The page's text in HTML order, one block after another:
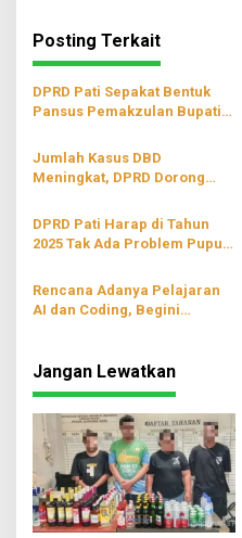
Posting Terkait
DPRD Pati Sepakat Bentuk
Pansus Pemakzulan Bupati
Jumlah Kasus DBD
Meningkat, DPRD Dorong
Tindakan
DPRD Pati Harap di Tahun
2025 Tak Ada Problem Pupuk
Rencana Adanya Pelajaran
AI dan Coding, Begini
Jangan Lewatkan